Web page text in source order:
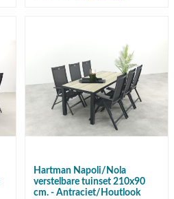
Hartman Napoli/Nola
verstelbare tuinset 210x90
cm. - Antraciet/Houtlook